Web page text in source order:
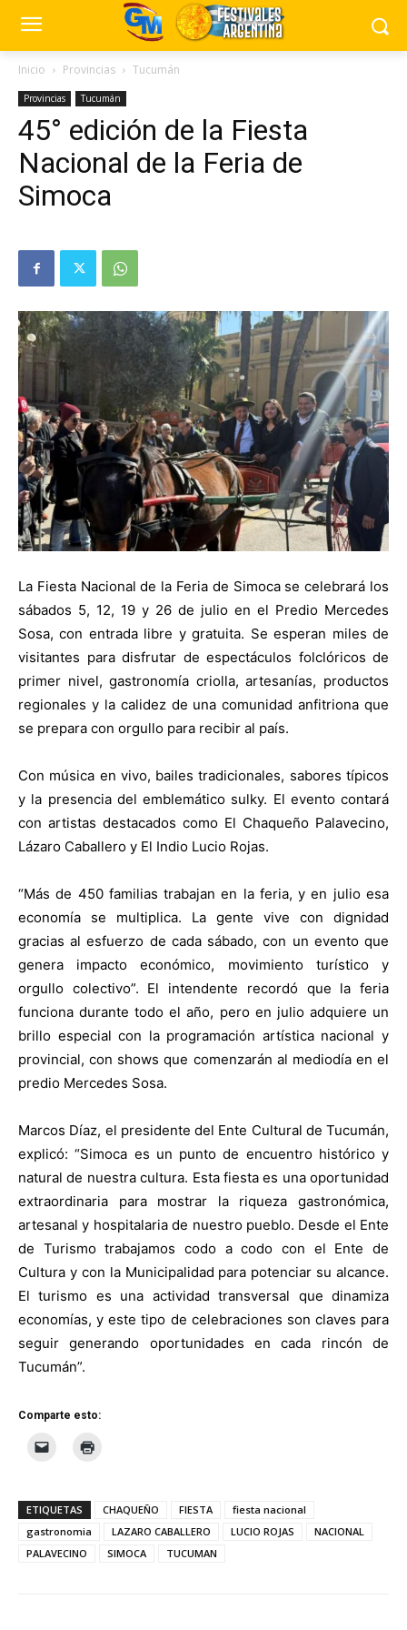
Inicio Provincias Tucumán
Provincias Tucumán
45° edición de la Fiesta
Nacional de la Feria de
Simoca
La Fiesta Nacional de la Feria de Simoca se celebrará los
sábados 5, 12, 19 y 26 de julio en el Predio Mercedes
Sosa, con entrada libre y gratuita. Se esperan miles de
visitantes para disfrutar de espectáculos folclóricos de
primer nivel, gastronomía criolla, artesanías, productos
regionales y la calidez de una comunidad anfitriona que
se prepara con orgullo para recibir al país.
Con música en vivo, bailes tradicionales, sabores típicos
y la presencia del emblemático sulky. El evento contará
con artistas destacados como El Chaqueño Palavecino,
Lázaro Caballero y El Indio Lucio Rojas.
“Más de 450 familias trabajan en la feria, y en julio esa
economía se multiplica. La gente vive con dignidad
gracias al esfuerzo de cada sábado, con un evento que
genera impacto económico, movimiento turístico y
orgullo colectivo”. El intendente recordó que la feria
funciona durante todo el año, pero en julio adquiere un
brillo especial con la programación artística nacional y
provincial, con shows que comenzarán al mediodía en el
predio Mercedes Sosa.
Marcos Díaz, el presidente del Ente Cultural de Tucumán,
explicó: “Simoca es un punto de encuentro histórico y
natural de nuestra cultura. Esta fiesta es una oportunidad
extraordinaria para mostrar la riqueza gastronómica,
artesanal y hospitalaria de nuestro pueblo. Desde el Ente
de Turismo trabajamos codo a codo con el Ente de
Cultura y con la Municipalidad para potenciar su alcance.
El turismo es una actividad transversal que dinamiza
economías, y este tipo de celebraciones son claves para
seguir generando oportunidades en cada rincón de
Tucumán”.
Comparte esto:
ETIQUETAS CHAQUEÑO FIESTA
fiesta nacional
gastronomia
LAZARO CABALLERO LUCIO ROJAS
NACIONAL
PALAVECINO
SIMOCA TUCUMAN